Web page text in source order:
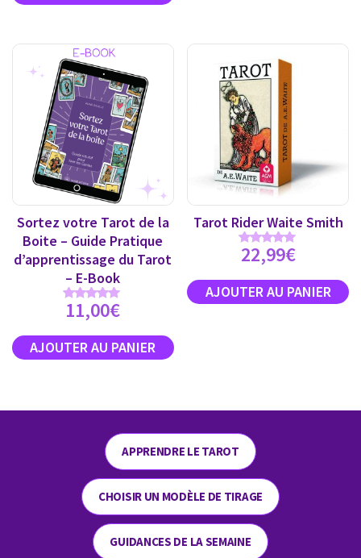
Sortez votre Tarot de la
Boite – Guide Pratique
d’apprentissage du Tarot
– E-Book
Note
5.00
11,00€
Tarot Rider Waite Smith
Note
4.89
22,99€
APPRENDRE LE TAROT
CHOISIR UN MODÈLE DE TIRAGE
GUIDANCES DE LA SEMAINE